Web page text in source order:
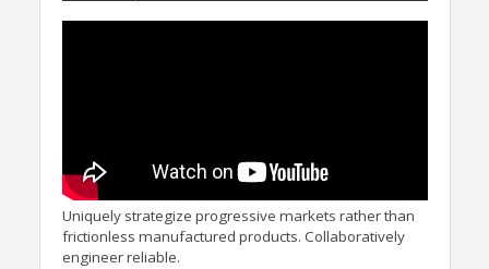
Uniquely strategize progressive markets rather than
frictionless manufactured products. Collaboratively
engineer reliable.